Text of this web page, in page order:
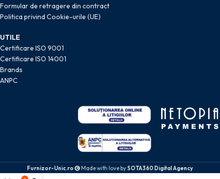
Formular de retragere din contract
Politica privind Cookie-urile (UE)
UTILE
Certificare ISO 9001
Certificare ISO 14001
Brands
ANPC
Furnizor-Unic.ro Made with love bySOTA360 Digital Agency